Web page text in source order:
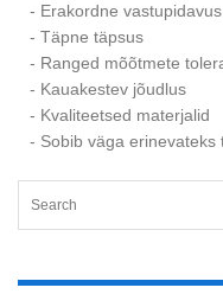
- Erakordne vastupidavus
- Täpne täpsus
- Ranged mõõtmete
- Kauakestev jõudlus
- Kvaliteetsed materjalid
- Sobib väga erinevateks